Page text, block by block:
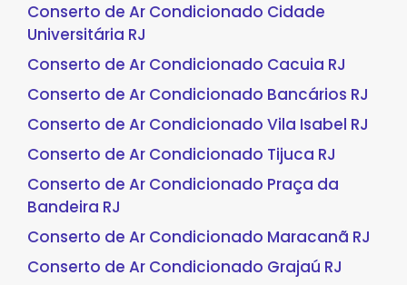
Conserto de Ar Condicionado Cidade
Universitária RJ
Conserto de Ar Condicionado Cacuia RJ
Conserto de Ar Condicionado Bancários RJ
Conserto de Ar Condicionado Vila Isabel RJ
Conserto de Ar Condicionado Tijuca RJ
Conserto de Ar Condicionado Praça da
Bandeira RJ
Conserto de Ar Condicionado Maracanã RJ
Conserto de Ar Condicionado Grajaú RJ